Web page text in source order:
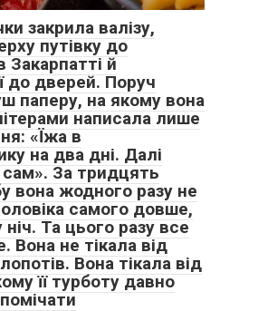
закрила валізу,
путівку до
Закарпатті й
до дверей. Поруч
паперу, на якому вона
написала лише
«Їжа в
на два дні. Далі
За тридцять
вона жодного разу не
самого довше,
Та цього разу все
Вона не тікала від
Вона тікала від
її турботу давно